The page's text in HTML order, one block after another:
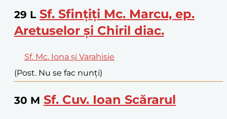
29 L Sf. Sfințiți Mc. Marcu, ep.
Aretuselor și Chiril diac.
Sf. Mc. Iona și Varahisie
(Post. Nu se fac nunți)
30 M Sf. Cuv. Ioan Scărarul